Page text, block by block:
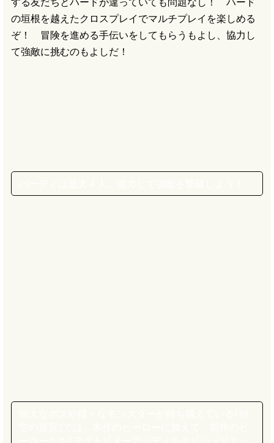
の垣根を越えたクロスプレイでマルチプレイを楽しめる
ぞ！ 冒険を進める手伝いをしてもらうもよし、協力し
て強敵に挑むのもよしだ！